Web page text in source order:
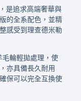
是追求高端奢華與
的全系配色，並精
感受到理查德米勒
毛輪輕拋處理，使
亦具備長久耐用
保可以完全互換使